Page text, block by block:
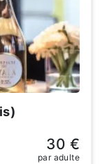
30 €
par adulte